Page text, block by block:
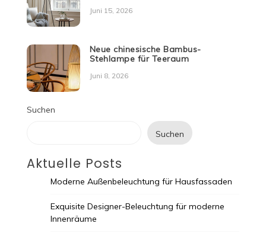
Juni 15, 2026
Neue chinesische Bambus-
Stehlampe für Teeraum
Juni 8, 2026
Suchen
Suchen
Aktuelle Posts
Moderne Außenbeleuchtung für Hausfassaden
Exquisite Designer-Beleuchtung für moderne
Innenräume